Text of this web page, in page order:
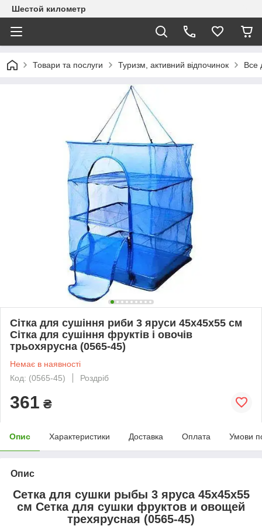
Шестой километр
Товари та послуги Туризм, активний відпочинок Все
Сітка для сушіння риби 3 яруси 45х45х55 см
Сітка для сушіння фруктів і овочів
трьохярусна (0565-45)
Немає в наявності
Код: (0565-45)
Роздріб
361 ₴
Опис Характеристики Доставка Оплата Умови
Опис
Сетка для сушки рыбы 3 яруса 45х45х55
см Сетка для сушки фруктов и овощей
трехярусная (0565-45)